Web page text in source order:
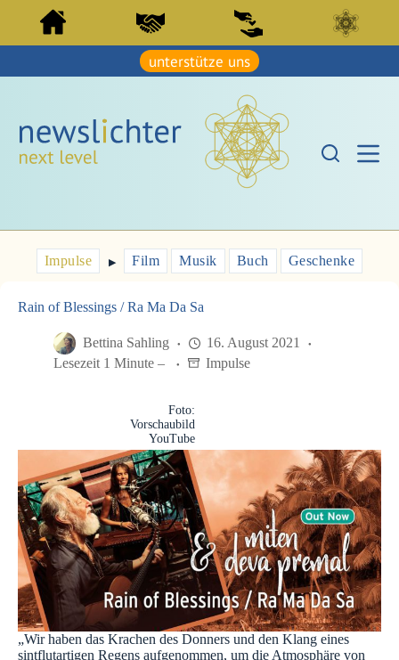
m
n
l
t
s
g
unterstütze uns
Impulse ▶︎ Film Musik Buch Geschenke
Rain of Blessings / Ra Ma Da Sa
Bettina Sahling
16. August 2021
Lesezeit 1 Minute –
Impulse
Foto:
Vorschaubild
YouTube
„Wir haben das Krachen des Donners und den Klang eines
sintflutartigen Regens aufgenommen, um die Atmosphäre von